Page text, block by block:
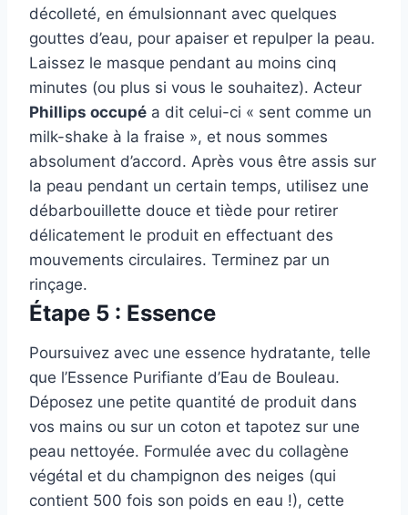
décolleté, en émulsionnant avec quelques
gouttes d’eau, pour apaiser et repulper la peau.
Laissez le masque pendant au moins cinq
minutes (ou plus si vous le souhaitez). Acteur
Phillips occupé a dit celui-ci « sent comme un
milk-shake à la fraise », et nous sommes
absolument d’accord. Après vous être assis sur
la peau pendant un certain temps, utilisez une
débarbouillette douce et tiède pour retirer
délicatement le produit en effectuant des
mouvements circulaires. Terminez par un
rinçage.
Étape 5 : Essence
Poursuivez avec une essence hydratante, telle
que l’Essence Purifiante d’Eau de Bouleau.
Déposez une petite quantité de produit dans
vos mains ou sur un coton et tapotez sur une
peau nettoyée. Formulée avec du collagène
végétal et du champignon des neiges (qui
contient 500 fois son poids en eau !), cette